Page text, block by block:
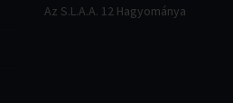
Az S.L.A.A. 12 Hagyománya